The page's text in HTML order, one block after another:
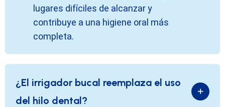
lugares difíciles de alcanzar y
contribuye a una higiene oral más
completa.
¿El irrigador bucal reemplaza el uso
del hilo dental?